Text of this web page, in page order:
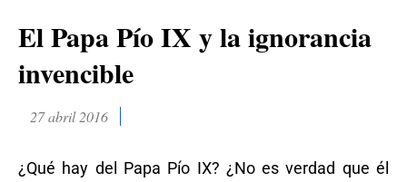
El Papa Pío IX y la ignorancia
invencible
27 abril 2016
¿Qué hay del Papa Pío IX? ¿No es verdad que él